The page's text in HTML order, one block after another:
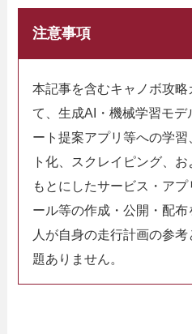
注意事項
本記事を含むキャノボ攻
て、生成AI・機械学習モ
ート提案アプリ等への学
ト化、スクレイピング、
もとにしたサービス・ア
ール等の作成・公開・配
人が自身の走行計画の参
題ありません。